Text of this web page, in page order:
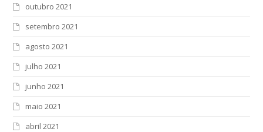
outubro 2021
setembro 2021
agosto 2021
julho 2021
junho 2021
maio 2021
abril 2021